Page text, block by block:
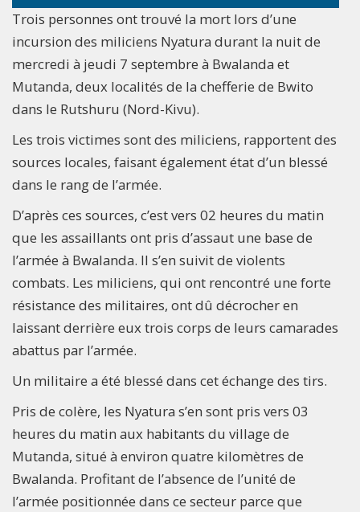
Trois personnes ont trouvé la mort lors d’une
incursion des miliciens Nyatura durant la nuit de
mercredi à jeudi 7 septembre à Bwalanda et
Mutanda, deux localités de la chefferie de Bwito
dans le Rutshuru (Nord-Kivu).
Les trois victimes sont des miliciens, rapportent des
sources locales, faisant également état d’un blessé
dans le rang de l’armée.
D’après ces sources, c’est vers 02 heures du matin
que les assaillants ont pris d’assaut une base de
l’armée à Bwalanda. Il s’en suivit de violents
combats. Les miliciens, qui ont rencontré une forte
résistance des militaires, ont dû décrocher en
laissant derrière eux trois corps de leurs camarades
abattus par l’armée.
Un militaire a été blessé dans cet échange des tirs.
Pris de colère, les Nyatura s’en sont pris vers 03
heures du matin aux habitants du village de
Mutanda, situé à environ quatre kilomètres de
Bwalanda. Profitant de l’absence de l’unité de
l’armée positionnée dans ce secteur parce que